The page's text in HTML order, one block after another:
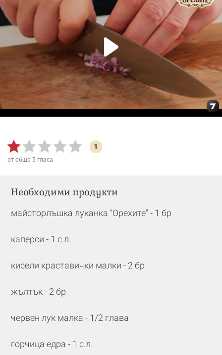
1
от общо 5 гласа
Необходими продукти
майсторлъшка луканка "Орехите" - 1 бр
каперси - 1 с.л.
кисели краставички малки - 2 бр
жълтък - 2 бр
червен лук малка - 1/2 глава
горчица едра - 1 с.л.